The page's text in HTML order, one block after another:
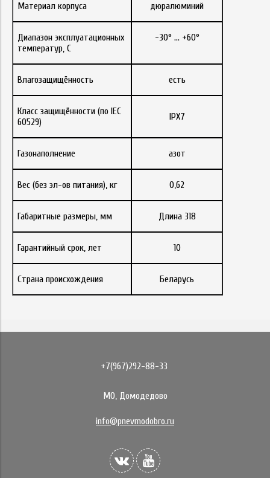
Материал корпуса дюралюминий
Диапазон эксплуатационных
температур, С
-30° … +60°
Влагозащищённость есть
Класс защищённости (по IEC
60529)
IPX7
Газонаполнение азот
Вес (без эл-ов питания), кг 0,62
Габаритные размеры, мм Длина 318
Гарантийный срок, лет 10
Страна происхождения Беларусь
+7(967)292-88-33
МО, Домодедово
info@pnevmodobro.ru